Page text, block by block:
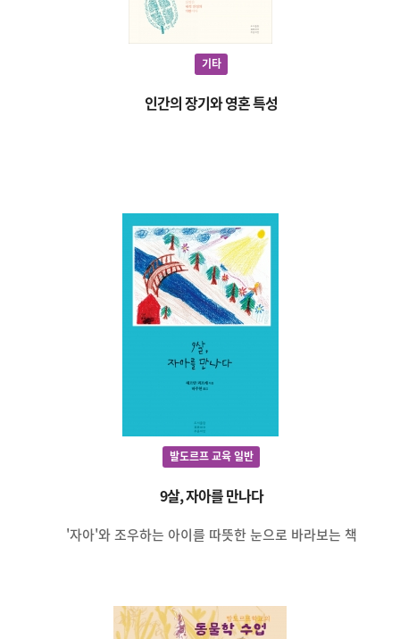
기타
인간의 장기와 영혼 특성
발도르프 교육 일반
9살, 자아를 만나다
'자아'와 조우하는 아이를 따뜻한 눈으로 바라보는 책